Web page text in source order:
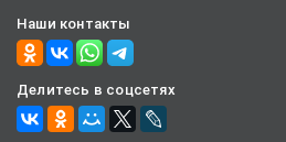
Наши контакты
Делитесь в соцсетях